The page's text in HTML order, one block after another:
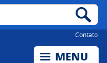
Contato